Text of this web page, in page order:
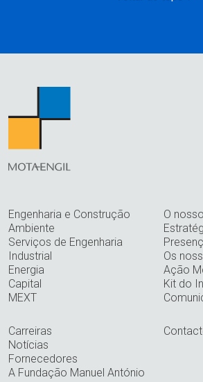
Engenharia e Construção
Ambiente
Serviços de Engenharia
Industrial
Energia
Capital
MEXT
O
Os
Ação
Kit do
Carreiras
Notícias
Fornecedores
A Fundação Manuel António